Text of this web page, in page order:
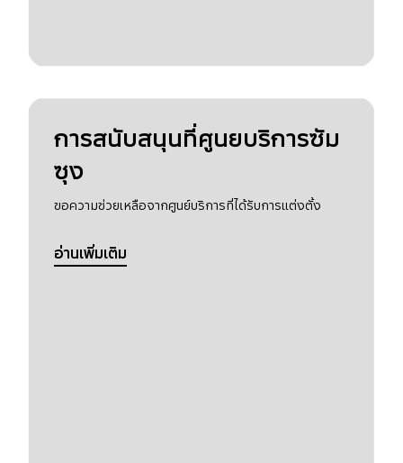
การสนับสนุนที่ศูนยบริการซัม
ซุง
ขอความช่วยเหลือจากศูนย์บริการที่ได้รับการแต่งตั้ง
อ่านเพิ่มเติม